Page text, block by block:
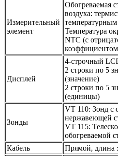
Измерительный
элемент
Обогреваемая
воздуха:
Температура
NTC (с
Дисплей
4-строчный
2 строки по 5
(значение)
2 строки по 5
(единицы)
Зонды
VT 110: Зонд с
нержавеющей
VT 115:
обогреваемой
Кабель
Прямой, длина